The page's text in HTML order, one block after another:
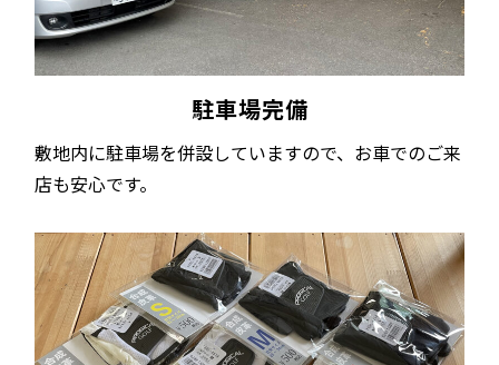
駐車場完備
敷地内に駐車場を併設していますので、お車でのご来
店も安心です。